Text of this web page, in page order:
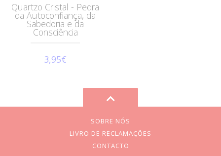
Quartzo Cristal - Pedra
da Autoconfiança, da
Sabedoria e da
Consciência
3,95€
SOBRE NÓS
LIVRO DE RECLAMAÇÕES
CONTACTO